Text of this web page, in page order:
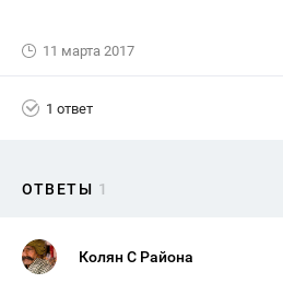
11 марта 2017
1 ответ
ОТВЕТЫ 1
Колян С Района